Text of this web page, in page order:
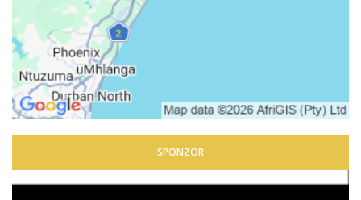
SPONZOR